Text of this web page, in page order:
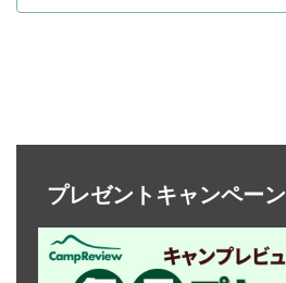
プレゼントキャンペーン